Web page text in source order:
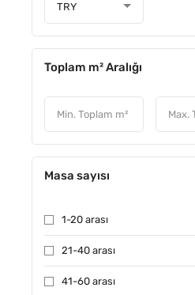
TRY
Toplam m² Aralığı
Masa sayısı
1-20 arası
21-40 arası
41-60 arası